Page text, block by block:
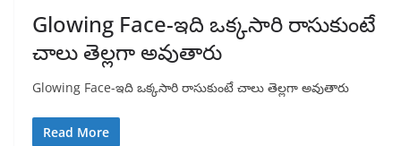
Glowing Face-ఇది ఒక్కసారి రాసుకుంటే
చాలు తెల్లగా అవుతారు
Glowing Face-ఇది ఒక్కసారి రాసుకుంటే చాలు తెల్లగా అవుతారు
Read More